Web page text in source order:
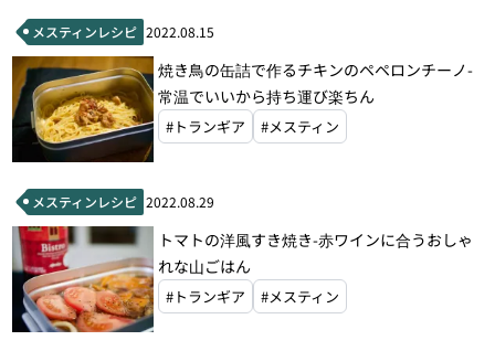
メスティンレシピ 2022.08.15
焼き鳥の缶詰で作るチキンのペペロンチーノ-
常温でいいから持ち運び楽ちん
#トランギア #メスティン
メスティンレシピ 2022.08.29
トマトの洋風すき焼き-赤ワインに合うおしゃ
れな山ごはん
#トランギア #メスティン